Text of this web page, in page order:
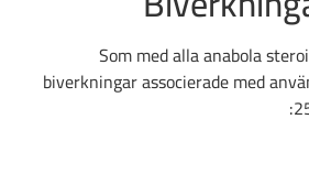
Som med alla anabola
biverkningar associerade med